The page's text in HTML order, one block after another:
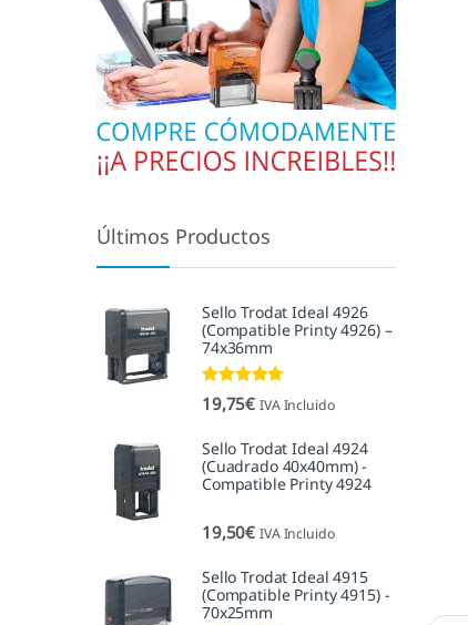
Últimos Productos
Sello Trodat Ideal 4926
(Compatible Printy 4926) –
74x36mm
Valorado con
5.00de 5
19,75€ IVA Incluido
Sello Trodat Ideal 4924
(Cuadrado 40x40mm) -
Compatible Printy 4924
19,50€ IVA Incluido
Sello Trodat Ideal 4915
(Compatible Printy 4915) -
70x25mm